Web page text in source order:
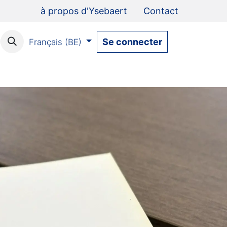
à propos d'Ysebaert Contact
Français (BE) Se connecter